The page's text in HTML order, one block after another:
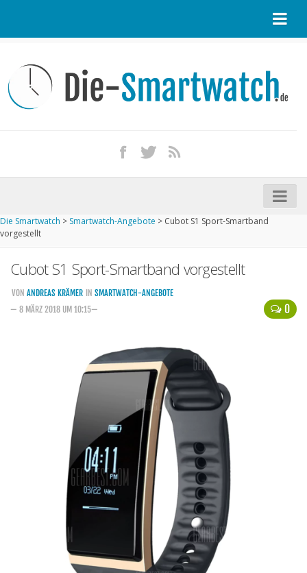
Kontakt / Tipp geben
Impressum
iPhone kaufen
Startseite
Kommende Smartwatches
Marken und Modelle
Smartphonetarife
Smartphonetarife
Prepaid-Tarife
Datentarife
Flatrate-Prepaidtarife
Mobilfunk-Vergleichsrechner
Mobilfunk-Tarifrechner
Die Smartwatch > Smartwatch-Angebote > Cubot S1 Sport-Smartband
vorgestellt
Cubot S1 Sport-Smartband vorgestellt
0
VON ANDREAS KRÄMER IN SMARTWATCH-ANGEBOTE
— 8 MÄRZ 2018 UM 10:15—